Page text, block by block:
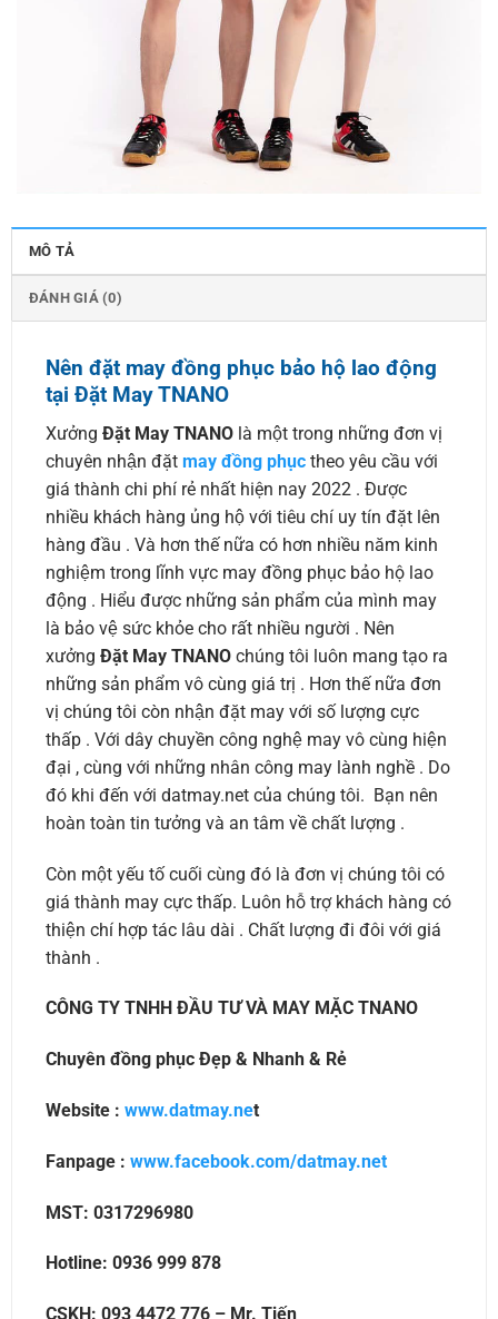
MÔ TẢ
ĐÁNH GIÁ (0)
Nên đặt may đồng phục bảo hộ lao động
tại Đặt May TNANO
Xưởng Đặt May TNANO là một trong những đơn vị
chuyên nhận đặt may đồng phụctheo yêu cầu với
giá thành chi phí rẻ nhất hiện nay 2022 . Được
nhiều khách hàng ủng hộ với tiêu chí uy tín đặt lên
hàng đầu . Và hơn thế nữa có hơn nhiều năm kinh
nghiệm trong lĩnh vực may đồng phục bảo hộ lao
động . Hiểu được những sản phẩm của mình may
là bảo vệ sức khỏe cho rất nhiều người . Nên
xưởng Đặt May TNANO chúng tôi luôn mang tạo ra
những sản phẩm vô cùng giá trị . Hơn thế nữa đơn
vị chúng tôi còn nhận đặt may với số lượng cực
thấp . Với dây chuyền công nghệ may vô cùng hiện
đại , cùng với những nhân công may lành nghề . Do
đó khi đến với datmay.net của chúng tôi. Bạn nên
hoàn toàn tin tưởng và an tâm về chất lượng .
Còn một yếu tố cuối cùng đó là đơn vị chúng tôi có
giá thành may cực thấp. Luôn hỗ trợ khách hàng có
thiện chí hợp tác lâu dài . Chất lượng đi đôi với giá
thành .
CÔNG TY TNHH ĐẦU TƯ VÀ MAY MẶC TNANO
Chuyên đồng phục Đẹp & Nhanh & Rẻ
Website : www.datmay.net
Fanpage : www.facebook.com/datmay.net
MST: 0317296980
Hotline: 0936 999 878
CSKH: 093 4472 776 – Mr. Tiến